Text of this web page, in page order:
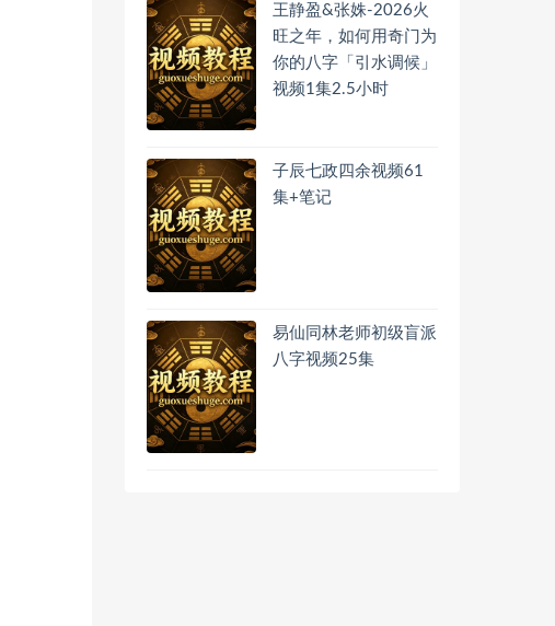
王静盈&张姝-2026火
旺之年，如何用奇门为
你的八字「引水调候」
视频1集2.5小时
子辰七政四余视频61
集+笔记
易仙同林老师初级盲派
八字视频25集